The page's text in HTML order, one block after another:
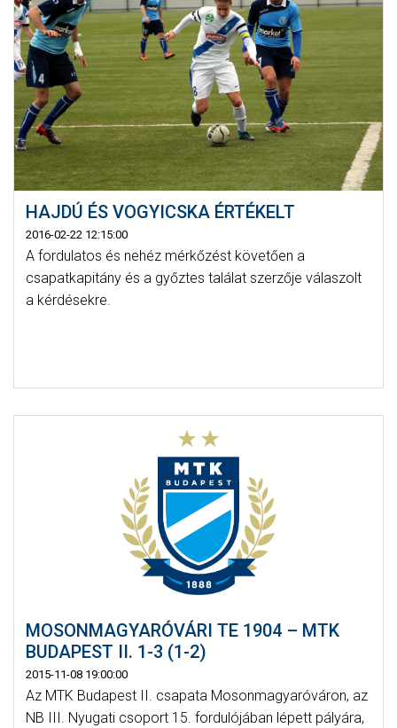
HAJDÚ ÉS VOGYICSKA ÉRTÉKELT
2016-02-22 12:15:00
A fordulatos és nehéz mérkőzést követően a
csapatkapitány és a győztes találat szerzője válaszolt
a kérdésekre.
MOSONMAGYARÓVÁRI TE 1904 – MTK
BUDAPEST II. 1-3 (1-2)
2015-11-08 19:00:00
Az MTK Budapest II. csapata Mosonmagyaróváron, az
NB III. Nyugati csoport 15. fordulójában lépett pályára,